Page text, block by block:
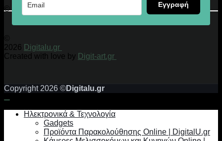
Εγγραφή
© 2026 Digitalu.gr
©
2026 Digitalu.gr
Created with love by Digit-art.gr
Copyright 2026 ©Digitalu.gr
Ηλεκτρονικά & Τεχνολογία
Gadgets
Προϊόντα Παρακολούθησης Online | DigitalU.gr